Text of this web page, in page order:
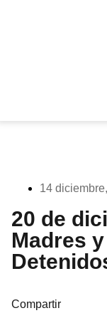
14
20 de
Madres
Compartir